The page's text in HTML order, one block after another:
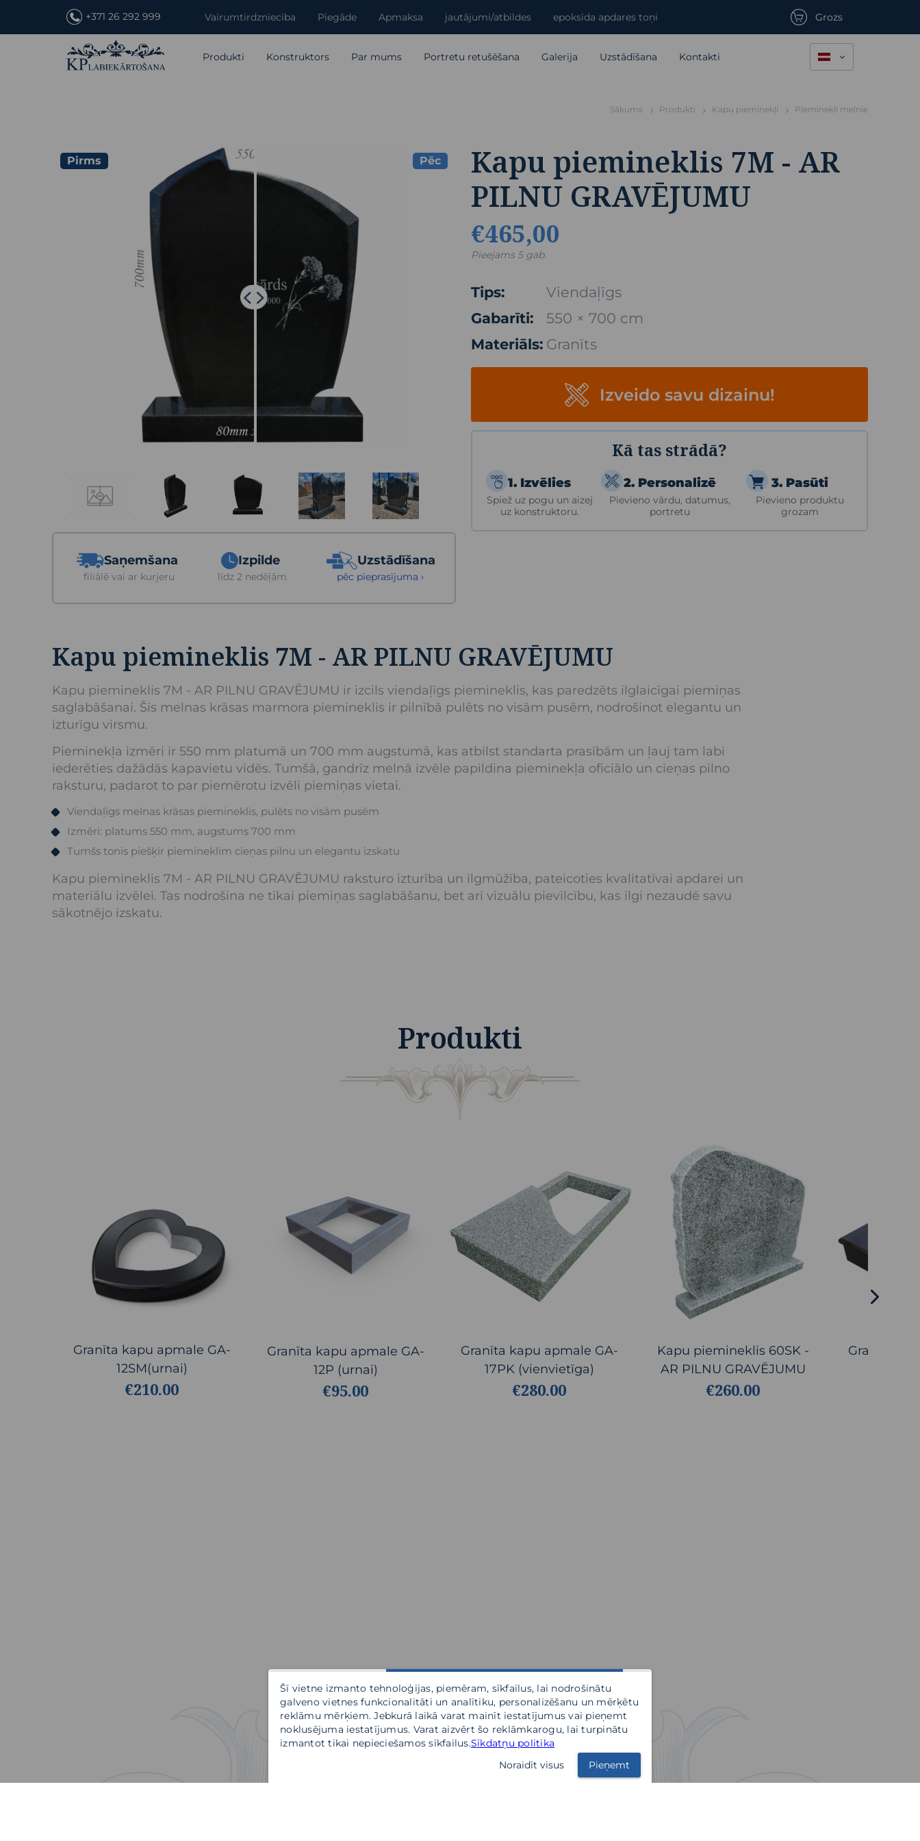
+371 26 292 999 Vairumtirdzniecība Piegāde Apmaksa jautājumi/atbildes epoksīda apdares toņi Grozs
Produkti Konstruktors Par mums Portretu retušēšana Galerija Uzstādīšana Kontakti
Sākums Produkti Kapu pieminekļi Pieminekļi melnie
Pirms Pēc
Saņemšana
filiālē vai ar kurjeru
Izpilde
līdz 2 nedēļām
Uzstādīšana
pēc pieprasījuma ›
Kapu piemineklis 7M - AR
PILNU GRAVĒJUMU
€465,00
Pieejams 5 gab.
Tips:
Viendaļīgs
Gabarīti:
550 × 700 cm
Materiāls: Granīts
Izveido savu dizainu!
Kā tas strādā?
1. Izvēlies
Spiež uz pogu un aizej
uz konstruktoru.
2. Personalizē
Pievieno vārdu, datumus,
portretu
3. Pasūti
Pievieno produktu
grozam
Kapu piemineklis 7M - AR PILNU GRAVĒJUMU
Kapu piemineklis 7M - AR PILNU GRAVĒJUMU ir izcils viendaļīgs piemineklis, kas paredzēts ilglaicīgai piemiņas
saglabāšanai. Šis melnas krāsas marmora piemineklis ir pilnībā pulēts no visām pusēm, nodrošinot elegantu un
izturīgu virsmu.
Pieminekļa izmēri ir 550 mm platumā un 700 mm augstumā, kas atbilst standarta prasībām un ļauj tam labi
iederēties dažādās kapavietu vidēs. Tumšā, gandrīz melnā izvēle papildina pieminekļa oficiālo un cieņas pilno
raksturu, padarot to par piemērotu izvēli piemiņas vietai.
Viendaļīgs melnas krāsas piemineklis, pulēts no visām pusēm
Izmēri: platums 550 mm, augstums 700 mm
Tumšs tonis piešķir piemineklim cieņas pilnu un elegantu izskatu
Kapu piemineklis 7M - AR PILNU GRAVĒJUMU raksturo izturība un ilgmūžība, pateicoties kvalitatīvai apdarei un
materiālu izvēlei. Tas nodrošina ne tikai piemiņas saglabāšanu, bet arī vizuālu pievilcību, kas ilgi nezaudē savu
sākotnējo izskatu.
Produkti
Granīta kapu apmale GA-
12SM(urnai)
€210.00
Granīta kapu apmale GA-
12P (urnai)
€95.00
Granīta kapu apmale GA-
17PK (vienvietīga)
€280.00
Kapu piemineklis 60SK -
AR PILNU GRAVĒJUMU
€260.00
Granīta
Šī vietne izmanto tehnoloģijas, piemēram, sīkfailus, lai nodrošinātu
galveno vietnes funkcionalitāti un analītiku, personalizēšanu un mērķētu
reklāmu mērķiem. Jebkurā laikā varat mainīt iestatījumus vai pieņemt
noklusējuma iestatījumus. Varat aizvērt šo reklāmkarogu, lai turpinātu
izmantot tikai nepieciešamos sīkfailus.Sīkdatņu politika
Noraidīt visus
Pieņemt